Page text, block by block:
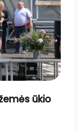
ūkio